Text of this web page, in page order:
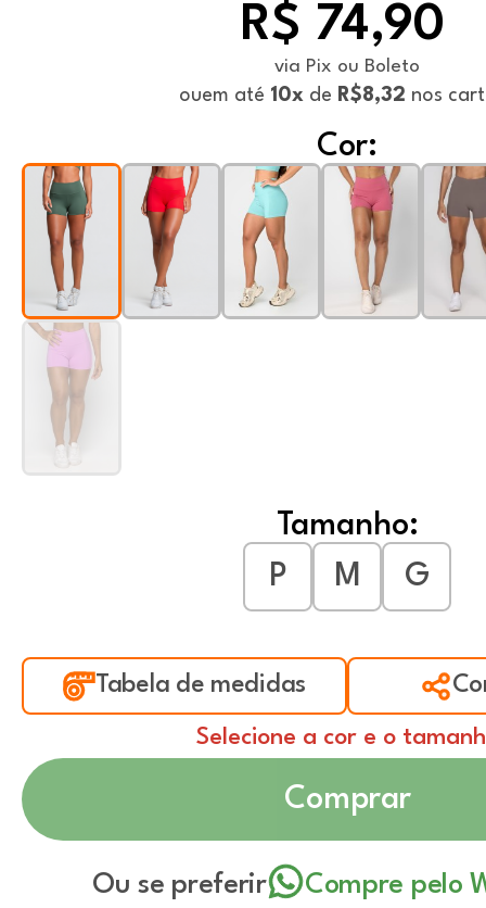
R$ 74,90
via Pix ou Boleto
ouem até 10xde R$8,32 nos
Cor:
Tamanho:
P
M G
Tabela de medidas
Selecione a cor e o
Comprar
Ou se preferir Compre pelo